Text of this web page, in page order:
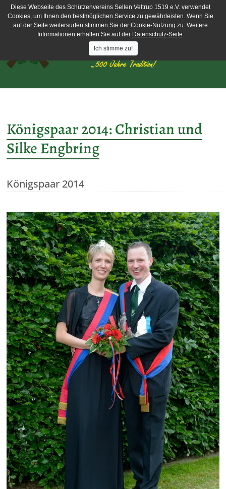
Königspaar 2014: Christian und
Silke Engbring
Königspaar 2014
Diese Webseite des Schützenvereins Sellen Veltrup 1519 e.V. verwendet
Cookies, um Ihnen den bestmöglichen Service zu gewährleisten. Wenn Sie
auf der Seite weitersurfen stimmen Sie der Cookie-Nutzung zu. Weitere
Informationen erhalten Sie auf der Datenschutz-Seite.
Ich stimme zu!